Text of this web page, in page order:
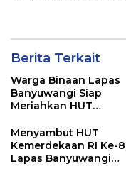
Berita Terkait
Warga Binaan Lapas
Banyuwangi Siap
Meriahkan HUT
dengan Berbagai
Perlombaan
Menyambut HUT
Kemerdekaan RI Ke-
Lapas Banyuwangi